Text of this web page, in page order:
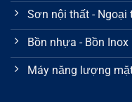
Sơn nội thất - Ngoại
Bồn nhựa - Bồn Inox
Máy năng lượng